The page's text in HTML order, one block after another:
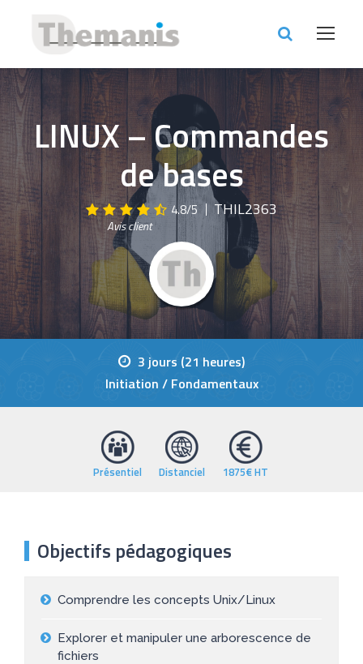
LINUX – Commandes
de bases
4.8/5
Avis client
THIL2363
3 jours (21 heures)
Initiation / Fondamentaux
Présentiel Distanciel 1875€ HT
Objectifs pédagogiques
Comprendre les concepts Unix/Linux
Explorer et manipuler une arborescence de
fichiers